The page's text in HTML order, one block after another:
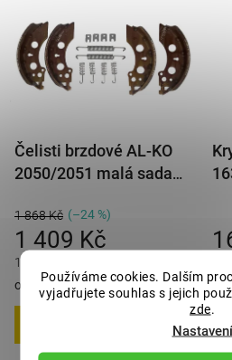
Používáme cookies. Dalším
vyjadřujete souhlas s jejich
zde
Nastavení
Čelisti brzdové AL-KO
2050/2051 malá sada
1 705 Kč s DPH
1 409 Kč
1 868 Kč (–24 %)
obvykle 26 dnů